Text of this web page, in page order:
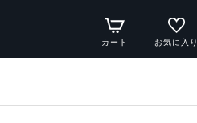
カート お気に入り